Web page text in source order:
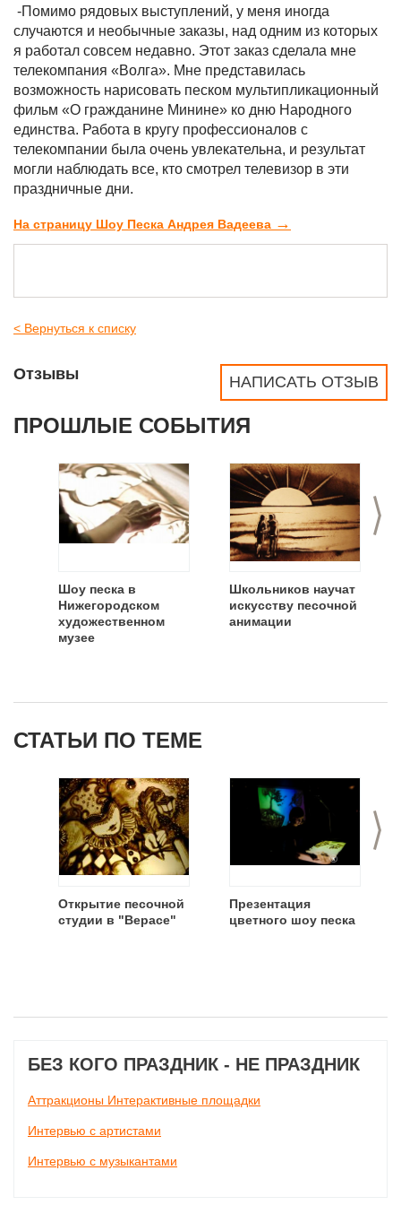
-Помимо рядовых выступлений, у меня иногда
случаются и необычные заказы, над одним из которых
я работал совсем недавно. Этот заказ сделала мне
телекомпания «Волга». Мне представилась
возможность нарисовать песком мультипликационный
фильм «О гражданине Минине» ко дню Народного
единства. Работа в кругу профессионалов с
телекомпании была очень увлекательна, и результат
могли наблюдать все, кто смотрел телевизор в эти
праздничные дни.
На страницу Шоу Песка Андрея Вадеева →
< Вернуться к списку
НАПИСАТЬ ОТЗЫВ
Отзывы
ПРОШЛЫЕ СОБЫТИЯ
>
Шоу песка в
Нижегородском
художественном
музее
Школьников научат
искусству песочной
анимации
СТАТЬИ ПО ТЕМЕ
>
Открытие песочной
студии в "Верасе"
Презентация
цветного шоу песка
БЕЗ КОГО ПРАЗДНИК - НЕ ПРАЗДНИК
Аттракционы Интерактивные площадки
Интервью с артистами
Интервью с музыкантами